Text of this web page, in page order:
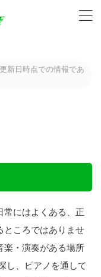
新日時点での情報であ
常にはよくある、正
ところではありませ
楽・演奏がある場所
し、ピアノを通して